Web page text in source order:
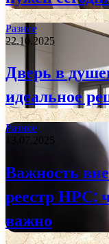
Разное
22.10.2025
Дверь в
идеальное
Разное
13.07.2025
Важность
реестр НРС:
важно